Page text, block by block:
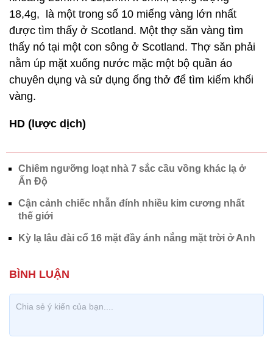
18,4g, là một trong số 10 miếng vàng lớn nhất
được tìm thấy ở Scotland. Một thợ săn vàng tìm
thấy nó tại một con sông ở Scotland. Thợ săn phải
nằm úp mặt xuống nước mặc một bộ quần áo
chuyên dụng và sử dụng ống thở để tìm kiếm khối
vàng.
HD (lược dịch)
Chiêm ngưỡng loạt nhà 7 sắc cầu vồng khác lạ ở
Ấn Độ
Cận cảnh chiếc nhẫn đính nhiều kim cương nhất
thế giới
Kỳ lạ lâu đài cổ 16 mặt đầy ánh nắng mặt trời ở Anh